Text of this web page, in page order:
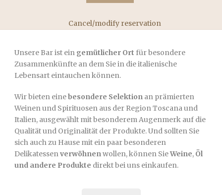
Cancel/modify reservation
Unsere Bar ist ein gemütlicher Ort für besondere
Zusammenkünfte an dem Sie in die italienische
Lebensart eintauchen können.
Wir bieten einebesondere Selektion an prämierten
Weinen und Spirituosen aus der Region Toscana und
Italien, ausgewählt mit besonderem Augenmerk auf die
Qualität und Originalität der Produkte. Und sollten Sie
sich auch zu Hause mit ein paar besonderen
Delikatessenverwöhnenwollen, können SieWeine, Öl
und andere Produkte direkt bei uns einkaufen.